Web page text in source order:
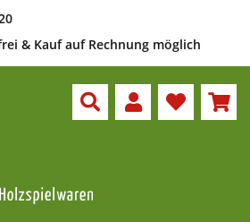
& Kauf auf Rechnung möglich